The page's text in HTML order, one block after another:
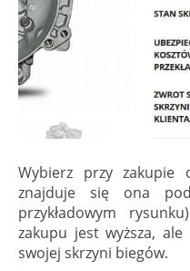
Wybierz przy
znajduje się ona
przykładowym
zakupu jest wyższa, ale
swojej skrzyni biegów.